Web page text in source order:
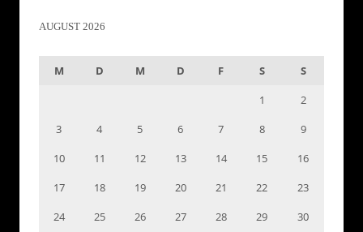
AUGUST 2026
M D M D F S
S
1
2
3
4 5 6 7 8
9
10
11 12 13 14 15
16
17
18 19 20 21 22
23
24
25 26 27 28 29
30